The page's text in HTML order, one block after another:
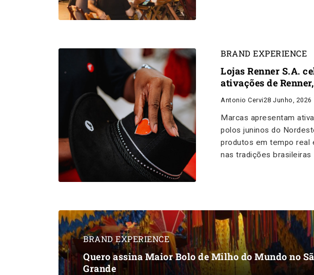
BRAND EXPERIENCE
Lojas Renner S.A.
ativações de
Antonio Cervi28 Junho, 2026
Marcas apresentam
polos juninos do
produtos em tempo real
nas tradições brasileiras
BRAND EXPERIENCE
Quero assina Maior Bolo de Milho do Mundo no
Grande